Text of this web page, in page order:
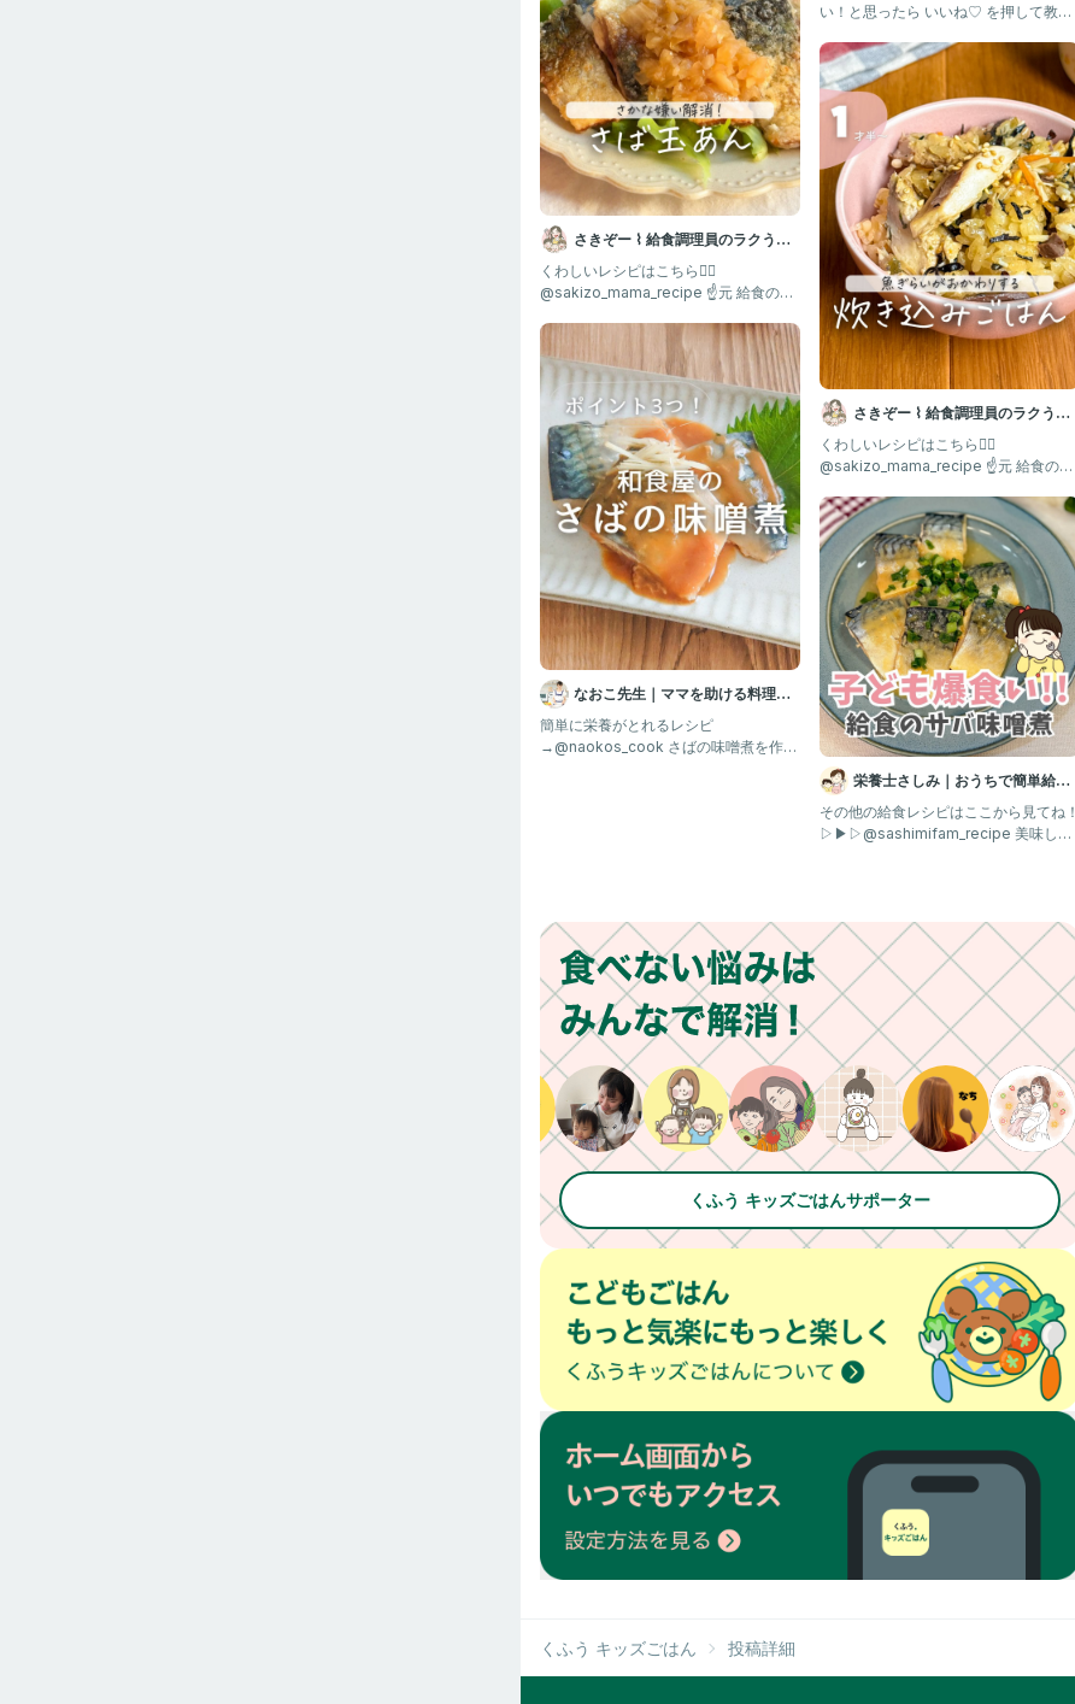
さきぞー ⌇ 給食調理員のラクうま
幼児食
くわしいレシピはこちら💁‍♀️ ⁡
@sakizo_mama_recipe ☝️元 給食の先
なおこ先生｜ママを助ける料理の
基本
簡単に栄養がとれるレシピ
→@naokos_cook さばの味噌煮を作る
い！と思ったら いいね♡ を押して教え
さきぞー ⌇ 給食調理員のラクうま
幼児食
くわしいレシピはこちら💁‍♀️ ⁡
@sakizo_mama_recipe ☝️元 給食の先
栄養士さしみ｜おうちで簡単給食
レシピ
その他の給食レシピはここから見てね！
▷▶▷@sashimifam_recipe 美味しそ
くふう キッズごはんサポーター
くふう キッズごはん 投稿詳細